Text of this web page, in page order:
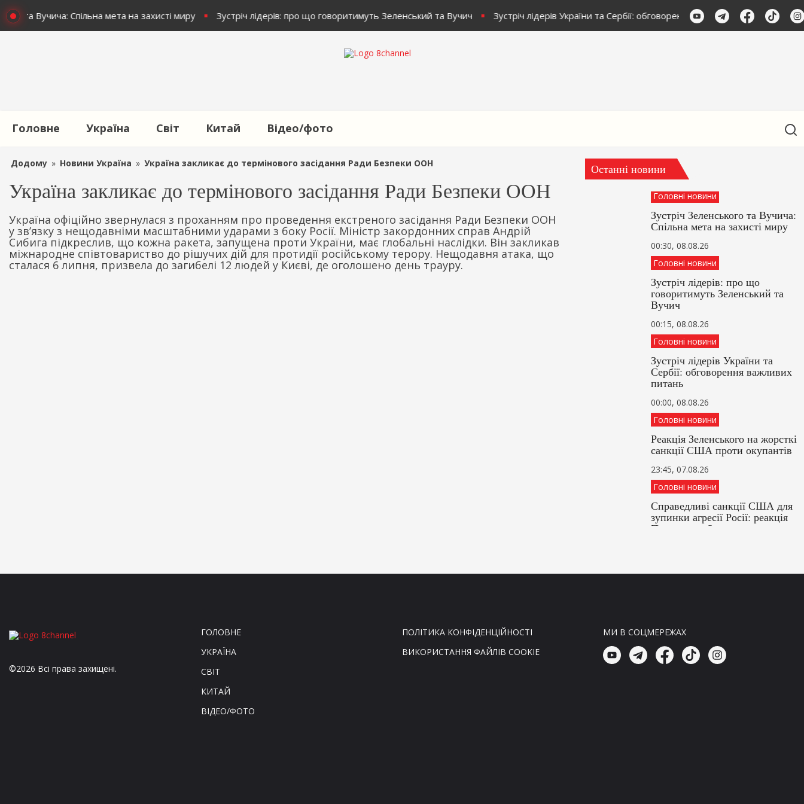
та Вучича: Спільна мета на захисті миру Зустріч лідерів: про що говоритимуть Зеленський та Вучич Зустріч лідерів України та Сербії: обговорення важливих питань
Головне Україна Світ Китай Відео/фото
Додому » Новини Україна » Україна закликає до термінового засідання Ради Безпеки ООН
Україна закликає до термінового засідання Ради Безпеки ООН
Україна офіційно звернулася з проханням про проведення екстреного засідання Ради Безпеки ООН
у зв’язку з нещодавніми масштабними ударами з боку Росії. Міністр закордонних справ Андрій
Сибига підкреслив, що кожна ракета, запущена проти України, має глобальні наслідки. Він закликав
міжнародне співтовариство до рішучих дій для протидії російському терору. Нещодавня атака, що
сталася 6 липня, призвела до загибелі 12 людей у Києві, де оголошено день трауру.
Останні новини
Головні новини
Зустріч Зеленського та Вучича:
Спільна мета на захисті миру
00:30, 08.08.26
Головні новини
Зустріч лідерів: про що
говоритимуть Зеленський та
Вучич
00:15, 08.08.26
Головні новини
Зустріч лідерів України та
Сербії: обговорення важливих
питань
00:00, 08.08.26
Головні новини
Реакція Зеленського на жорсткі
санкції США проти окупантів
23:45, 07.08.26
Головні новини
Справедливі санкції США для
зупинки агресії Росії: реакція
Президента Зеленського
Головні новини
В Скале підтвердили
переведення українських героїв
©2026 Всі права захищені.
ГОЛОВНЕ
УКРАЇНА
СВІТ
КИТАЙ
ВІДЕО/ФОТО
ПОЛІТИКА КОНФІДЕНЦІЙНОСТІ
ВИКОРИСТАННЯ ФАЙЛІВ COOKIE
МИ В СОЦМЕРЕЖАХ